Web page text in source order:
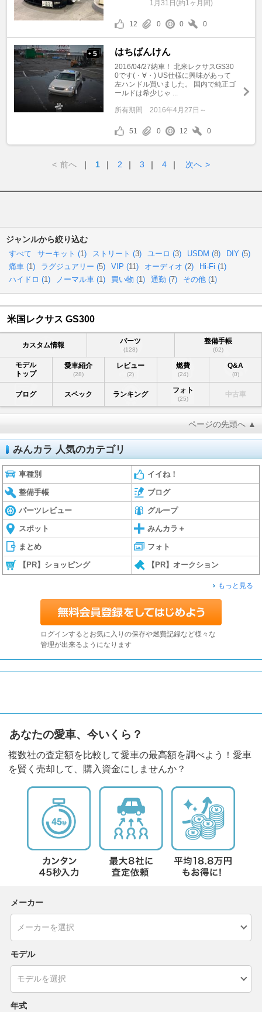
1月31日(約1ヶ月間)
12 0 0 0
+ 5 はちばんけん
2016/04/27納車！ 北米レクサスGS30
0です(・∀・) US仕様に興味があって
左ハンドル買いました。 国内で純正ゴ
ールドは希少じゃ ...
所有期間 2016年4月27日～
51 0 12 0
< 前へ ｜ 1 ｜ 2 ｜ 3 ｜ 4 ｜ 次へ >
ジャンルから絞り込む
すべて サーキット (1) ストリート (3) ユーロ (3) USDM (8) DIY (5)
痛車 (1) ラグジュアリー (5) VIP (11) オーディオ (2) Hi-Fi (1)
ハイドロ (1) ノーマル車 (1) 買い物 (1) 通勤 (7) その他 (1)
米国レクサス GS300
カスタム情報 パーツ
(128)
整備手帳
(62)
モデル
トップ
愛車紹介
(28)
レビュー
(2)
燃費
(24)
Q&A
(0)
ブログ スペック ランキング フォト
(25)
中古車
ページの先頭へ ▲
みんカラ 人気のカテゴリ
車種別 イイね！
整備手帳 ブログ
パーツレビュー グループ
スポット みんカラ＋
まとめ フォト
【PR】ショッピング 【PR】オークション
もっと見る
ログインするとお気に入りの保存や燃費記録など様々な
管理が出来るようになります
あなたの愛車、今いくら？
複数社の査定額を比較して愛車の最高額を調べよう！愛車
を賢く売却して、購入資金にしませんか？
メーカー
モデル
年式